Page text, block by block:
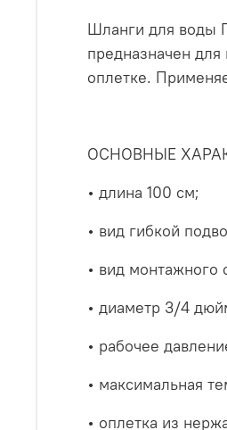
Шланги для воды
предназначен
оплетке.
ОСНОВНЫЕ
• длина 100 см;
• вид гибкой
• вид
• диаметр 3/4
• рабочее
• максимальная
• оплетка из